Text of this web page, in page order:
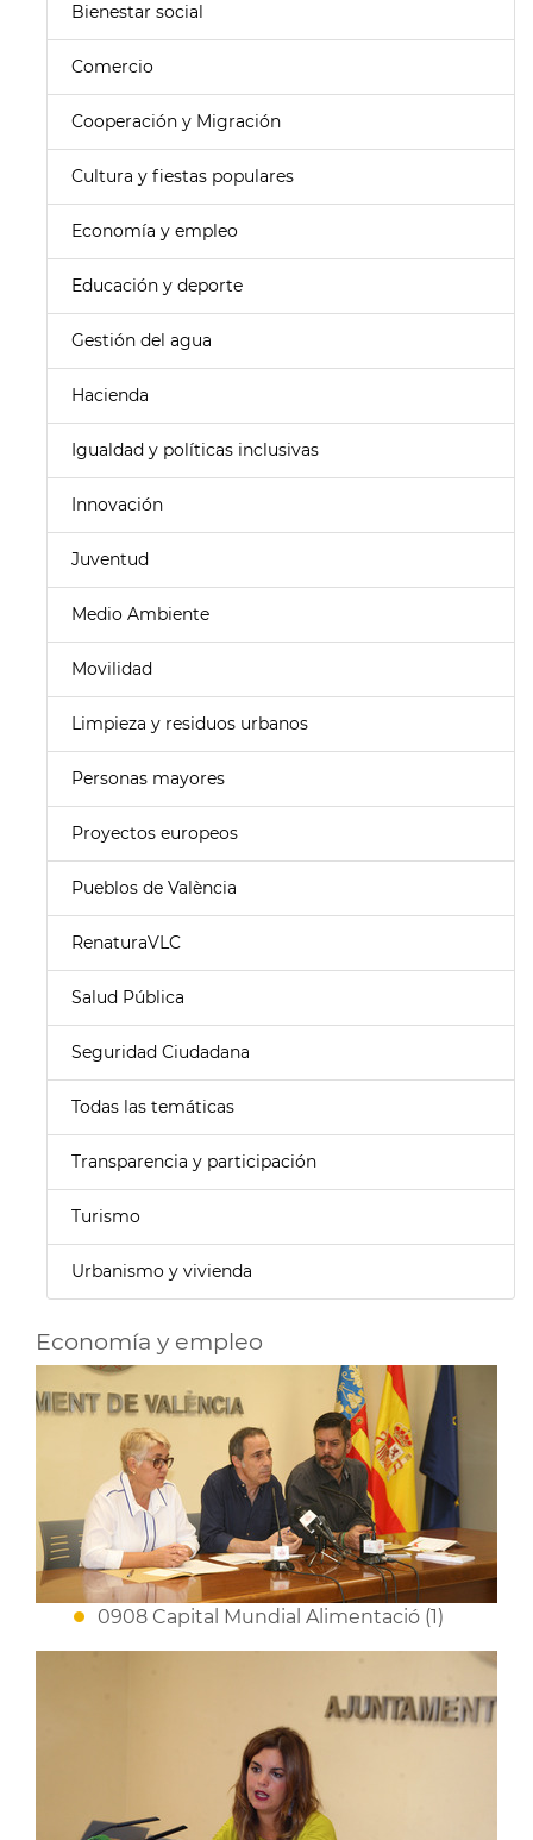
Bienestar social
Comercio
Cooperación y Migración
Cultura y fiestas populares
Economía y empleo
Educación y deporte
Gestión del agua
Hacienda
Igualdad y políticas inclusivas
Innovación
Juventud
Medio Ambiente
Movilidad
Limpieza y residuos urbanos
Personas mayores
Proyectos europeos
Pueblos de València
RenaturaVLC
Salud Pública
Seguridad Ciudadana
Todas las temáticas
Transparencia y participación
Turismo
Urbanismo y vivienda
Economía y empleo
0908 Capital Mundial Alimentació (1)